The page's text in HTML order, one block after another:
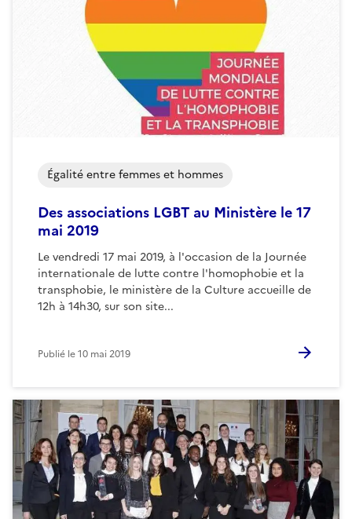
Des associations LGBT au Ministère le 17
mai 2019
Le vendredi 17 mai 2019, à l'occasion de la Journée
internationale de lutte contre l'homophobie et la
transphobie, le ministère de la Culture accueille de
12h à 14h30, sur son site...
Égalité entre femmes et hommes
Publié le10 mai 2019